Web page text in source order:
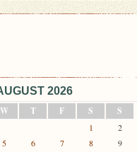
2026
W T F S S
1
2
5 6 7 8
9